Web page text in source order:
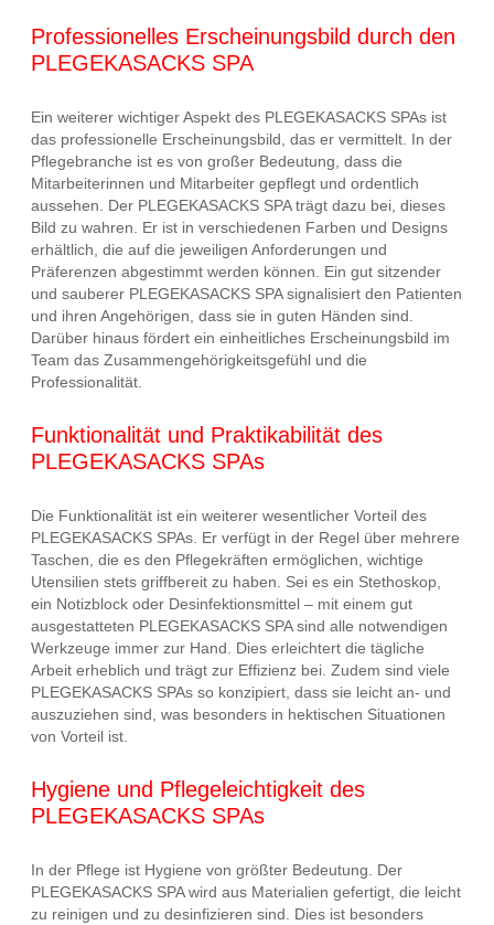
Professionelles Erscheinungsbild durch den
PLEGEKASACKS SPA
Ein weiterer wichtiger Aspekt des PLEGEKASACKS SPAs ist
das professionelle Erscheinungsbild, das er vermittelt. In der
Pflegebranche ist es von großer Bedeutung, dass die
Mitarbeiterinnen und Mitarbeiter gepflegt und ordentlich
aussehen. Der PLEGEKASACKS SPA trägt dazu bei, dieses
Bild zu wahren. Er ist in verschiedenen Farben und Designs
erhältlich, die auf die jeweiligen Anforderungen und
Präferenzen abgestimmt werden können. Ein gut sitzender
und sauberer PLEGEKASACKS SPA signalisiert den Patienten
und ihren Angehörigen, dass sie in guten Händen sind.
Darüber hinaus fördert ein einheitliches Erscheinungsbild im
Team das Zusammengehörigkeitsgefühl und die
Professionalität.
Funktionalität und Praktikabilität des
PLEGEKASACKS SPAs
Die Funktionalität ist ein weiterer wesentlicher Vorteil des
PLEGEKASACKS SPAs. Er verfügt in der Regel über mehrere
Taschen, die es den Pflegekräften ermöglichen, wichtige
Utensilien stets griffbereit zu haben. Sei es ein Stethoskop,
ein Notizblock oder Desinfektionsmittel – mit einem gut
ausgestatteten PLEGEKASACKS SPA sind alle notwendigen
Werkzeuge immer zur Hand. Dies erleichtert die tägliche
Arbeit erheblich und trägt zur Effizienz bei. Zudem sind viele
PLEGEKASACKS SPAs so konzipiert, dass sie leicht an- und
auszuziehen sind, was besonders in hektischen Situationen
von Vorteil ist.
Hygiene und Pflegeleichtigkeit des
PLEGEKASACKS SPAs
In der Pflege ist Hygiene von größter Bedeutung. Der
PLEGEKASACKS SPA wird aus Materialien gefertigt, die leicht
zu reinigen und zu desinfizieren sind. Dies ist besonders